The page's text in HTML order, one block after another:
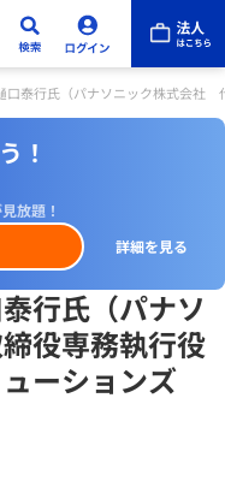
泰行氏（パナソニック株式会社
！
放題！
詳細を見る
行氏（パナソ
役専務執行役
ーションズ